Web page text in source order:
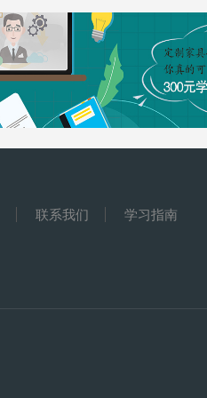
联系我们 学习指南